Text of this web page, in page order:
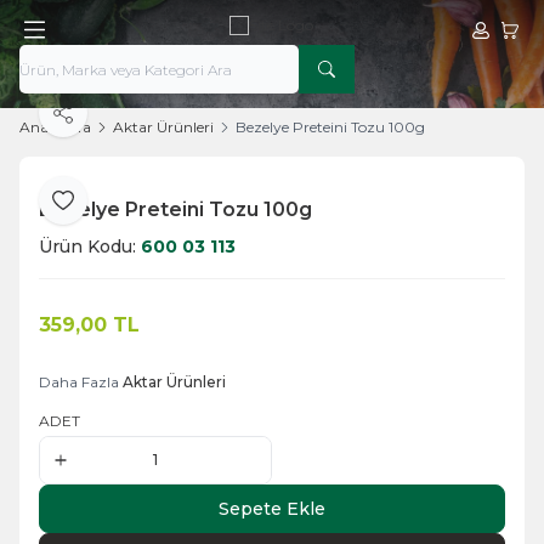
Hesabım
Ana Sayfa Aktar Ürünleri Bezelye Preteini Tozu 100g
Favoriye Ekle
Paylaş
Bezelye Preteini Tozu 100g
Ürün Kodu: 600 03 113
359,00 TL
Daha Fazla Aktar Ürünleri
ADET
Sepete Ekle